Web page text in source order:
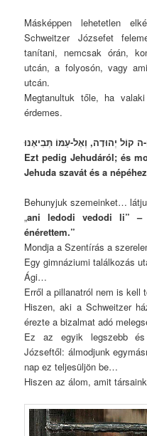
Másképpen lehetetlen
Schweitzer Józsefet
tanítani, nemcsak órán,
utcán, a folyosón, vagy
utcán.
Megtanultuk tőle, ha
érdemes.
קוֹל יְהוּדָה, וְאֶל-עַמּוֹ תְּבִיאֶנּוּ
Ezt pedig Jehudáról; és
Jehuda szavát és a
Behunyjuk szemeinket…
„ani ledodi vedodi li” –
énérettem.”
Mondja a Szentírás a
Egy gimnáziumi találkozás
Ági…
Erről a pillanatról nem is kell
Hiszen, aki a Schweitzer
érezte a bizalmat adó
Ez az egyik legszebb és
Józseftől: álmodjunk
nap ez teljesüljön be…
Hiszen az álom, amit